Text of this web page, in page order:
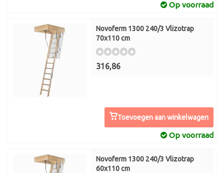
Op voorraad
Novoferm 1300 240/3 Vlizotrap
70x110 cm
316,86
Toevoegen aan winkelwagen
Op voorraad
Novoferm 1300 240/3 Vlizotrap
60x110 cm